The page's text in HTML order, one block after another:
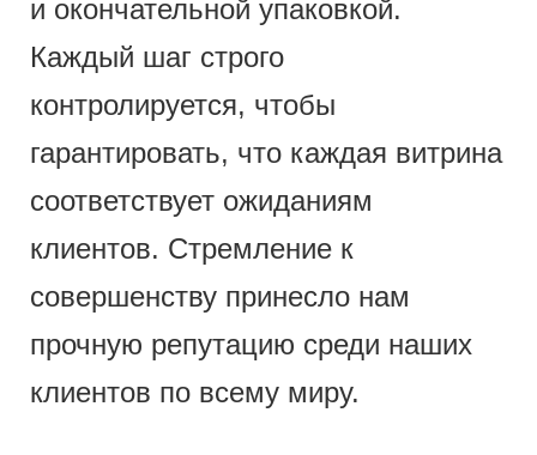
и окончательной упаковкой.
Каждый шаг строго
контролируется, чтобы
гарантировать, что каждая витрина
соответствует ожиданиям
клиентов. Стремление к
совершенству принесло нам
прочную репутацию среди наших
клиентов по всему миру.